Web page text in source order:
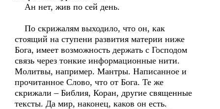
Ан нет, жив по сей день.
По скрижалям выходило, что он, как
стоящий на ступени развития материи ниже
Бога, имеет возможность держать с Господом
связь через тонкие информационные нити.
Молитвы, например. Мантры. Написанное и
прочитанное Слово, что от Бога. Те же
скрижали – Библия, Коран, другие священные
тексты. Да мир, наконец, каков он есть.